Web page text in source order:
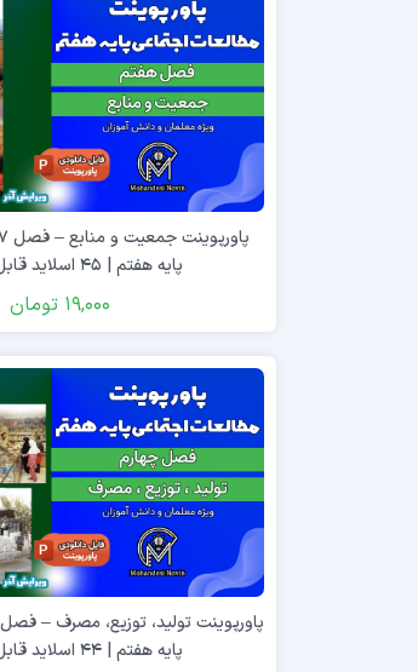
پایه هفتم | ۴۵ اسلاید قابل ویرایش
19,000 تومان
پایه هفتم | ۴۴ اسلاید قابل ویرایش